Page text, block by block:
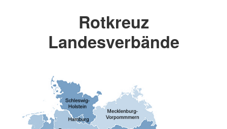
Rotkreuz
Landesverbände